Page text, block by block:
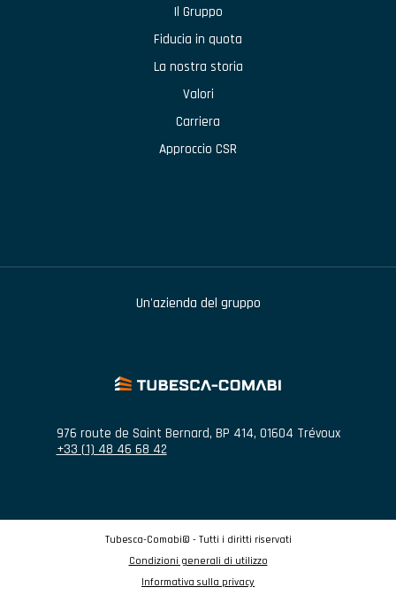
Il Gruppo
Fiducia in quota
La nostra storia
Valori
Carriera
Approccio CSR
Un'azienda del gruppo
976 route de Saint Bernard, BP 414, 01604 Trévoux
+33 (1) 48 46 68 42
Tubesca-Comabi© - Tutti i diritti riservati
Condizioni generali di utilizzo
Informativa sulla privacy